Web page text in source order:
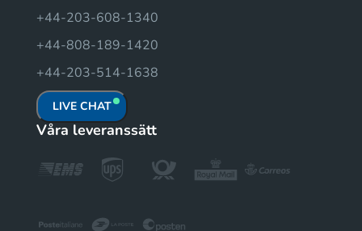
+44-203-608-1340
+44-808-189-1420
+44-203-514-1638
LIVE CHAT
Våra leveranssätt